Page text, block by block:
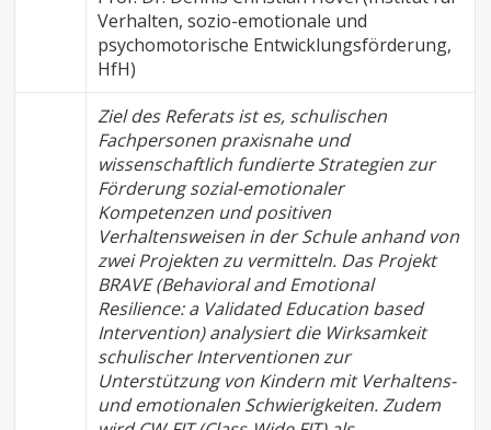
Verhalten, sozio-emotionale und
psychomotorische Entwicklungsförderung,
HfH)
Ziel des Referats ist es, schulischen
Fachpersonen praxisnahe und
wissenschaftlich fundierte Strategien zur
Förderung sozial-emotionaler
Kompetenzen und positiven
Verhaltensweisen in der Schule anhand von
zwei Projekten zu vermitteln. Das Projekt
BRAVE (Behavioral and Emotional
Resilience: a Validated Education based
Intervention) analysiert die Wirksamkeit
schulischer Interventionen zur
Unterstützung von Kindern mit Verhaltens-
und emotionalen Schwierigkeiten. Zudem